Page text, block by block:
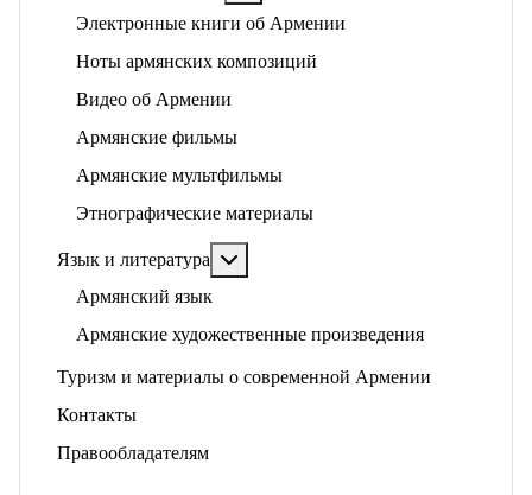
Электронные книги об Армении
Ноты армянских композиций
Видео об Армении
Армянские фильмы
Армянские мультфильмы
Этнографические материалы
Язык и литература
Армянский язык
Армянские художественные произведения
Туризм и материалы о современной Армении
Контакты
Правообладателям